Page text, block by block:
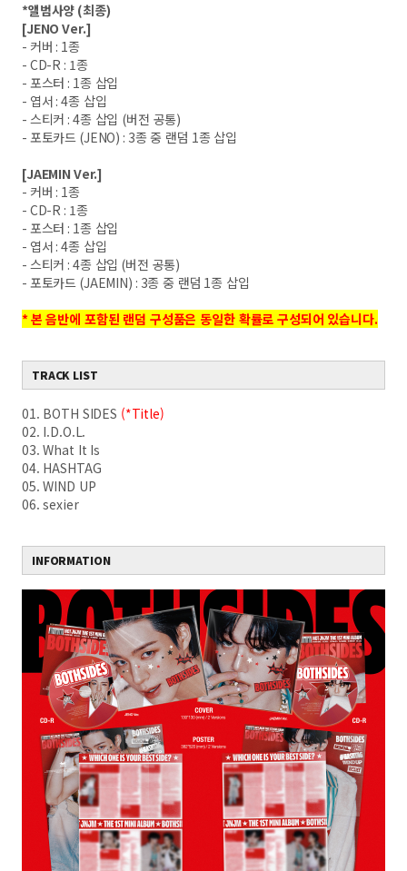
*앨범사양 (최종)
[JENOVer.]
- 커버 : 1종
- CD-R : 1종
- 포스터 : 1종 삽입
- 엽서 : 4종 삽입
- 스티커 : 4종 삽입 (버전 공통)
- 포토카드 (JENO) : 3종 중 랜덤 1종 삽입
[JAEMIN Ver.]
- 커버 : 1종
- CD-R : 1종
- 포스터 : 1종 삽입
- 엽서 : 4종 삽입
- 스티커 : 4종 삽입 (버전 공통)
- 포토카드 (JAEMIN) : 3종 중 랜덤 1종 삽입
*본 음반에 포함된 랜덤 구성품은 동일한 확률로 구성되어 있습니다.
TRACK LIST
01. BOTH SIDES (*Title)
02. I.D.O.L.
03. What It Is
04. HASHTAG
05. WIND UP
06. sexier
INFORMATION